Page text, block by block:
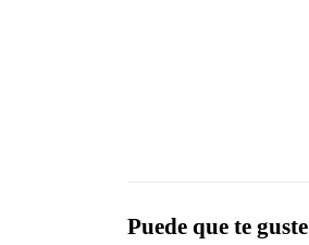
Puede que te guste